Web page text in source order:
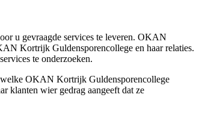
u gevraagde services te leveren. OKAN
Kortrijk Guldensporencollege en haar relaties.
te onderzoeken.
OKAN Kortrijk Guldensporencollege
klanten wier gedrag aangeeft dat ze